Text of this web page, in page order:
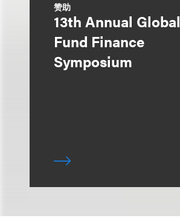
赞助
13th Annual Global
Fund Finance
Symposium